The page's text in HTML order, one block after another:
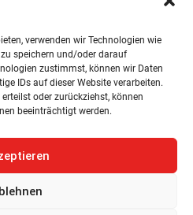
verwenden wir Technologien wie
speichern und/oder darauf
zustimmst, können wir Daten
IDs auf dieser Website verarbeiten.
oder zurückziehst, können
beeinträchtigt werden.